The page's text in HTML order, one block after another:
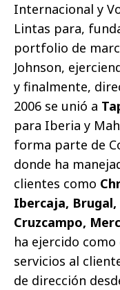
Internacional y
Lintas para,
portfolio de
Johnson,
y finalmente,
2006 se unió a
para Iberia y
forma parte de
donde ha
clientes como
Ibercaja, Brugal,
Cruzcampo,
ha ejercido
servicios al
de dirección